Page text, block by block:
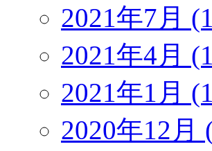
2021年7月
2021年4月
2021年1月
2020年12月